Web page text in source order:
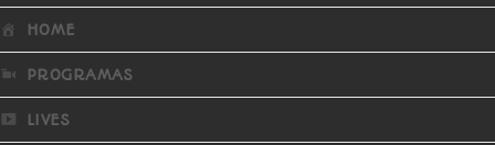
HOME
PROGRAMAS
LIVES